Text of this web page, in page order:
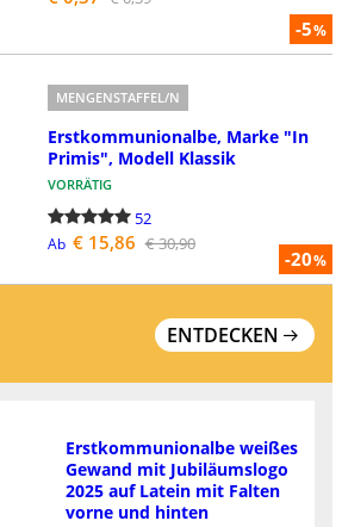
-5%
-20%
MENGENSTAFFEL/N
Erstkommunionalbe, Marke "In
Primis", Modell Klassik
VORRÄTIG
52
Ab € 15,86 € 30,90
ENTDECKEN
Erstkommunionalbe weißes
Gewand mit Jubiläumslogo
2025 auf Latein mit Falten
vorne und hinten